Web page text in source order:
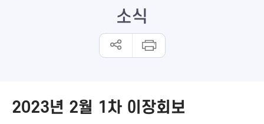
소식
2023년 2월 1차 이장회보